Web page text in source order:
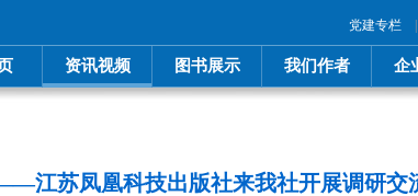
党建专栏
资讯视频 图书展示 我们作者 企
江苏凤凰科技出版社来我社开展调研交